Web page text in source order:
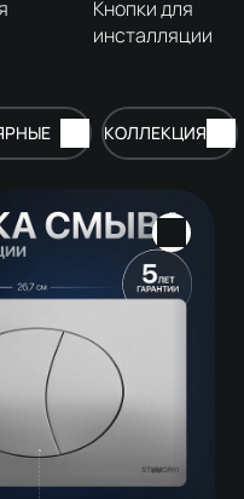
Кнопки для
инсталляции
КОЛЛЕКЦИЯ